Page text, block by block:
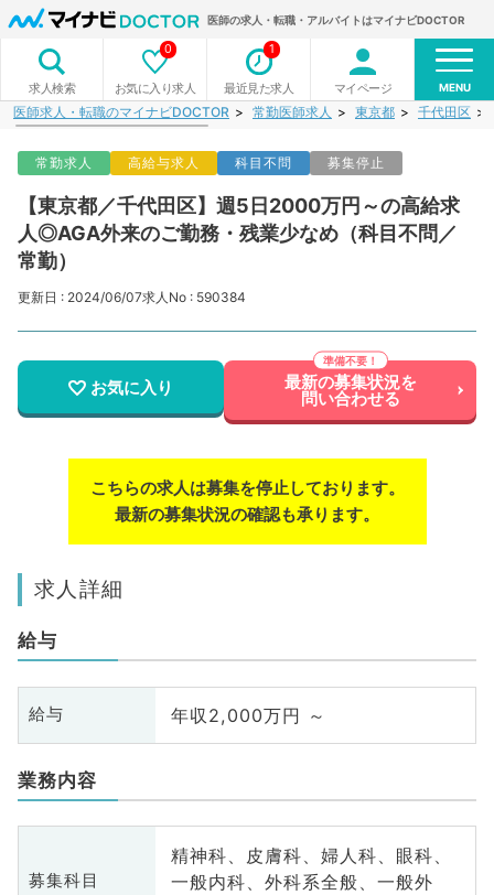
医師の求人・転職・アルバイトはマイナビDOCTOR
求人検索 お気に入り求人
0
最近見た求人
1
マイページ MENU
医師求人・転職のマイナビDOCTOR 常勤医師求人 東京都 千代田区
常勤求人 高給与求人 科目不問 募集停止
【東京都／千代田区】週5日2000万円～の高給求
人◎AGA外来のご勤務・残業少なめ（科目不問／
常勤）
更新日 : 2024/06/07求人No : 590384
お気に入り 最新の募集状況を
問い合わせる
こちらの求人は募集を停止しております。
最新の募集状況の確認も承ります。
求人詳細
給与
給与 年収2,000万円 ～
業務内容
募集科目
精神科、皮膚科、婦人科、眼科、
一般内科、外科系全般、一般外